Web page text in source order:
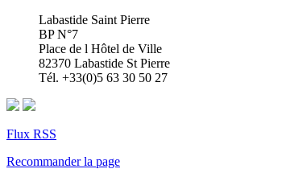
Labastide Saint Pierre
BP N°7
Place de l Hôtel de Ville
82370 Labastide St Pierre
Tél. +33(0)5 63 30 50 27
Flux RSS
Recommander la page